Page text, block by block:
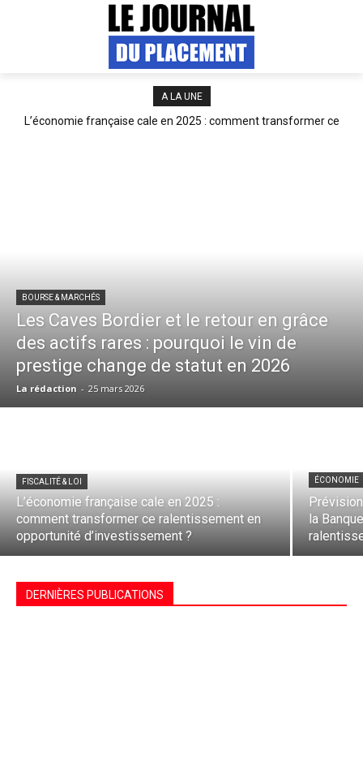
A LA UNE
L’économie française cale en 2025 : comment transformer ce
Prévisions économiques revues à la baisse : la Banque de France
BOURSE & MARCHÉS
Les Caves Bordier et le retour en grâce
des actifs rares : pourquoi le vin de
prestige change de statut en 2026
La rédaction - 25 mars 2026
FISCALITÉ & LOI
L’économie française cale en 2025 :
comment transformer ce ralentissement en
opportunité d’investissement ?
ÉCONOMIE
la
DERNIÈRES PUBLICATIONS